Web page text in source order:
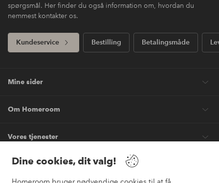
Dine cookies, dit valg!
spørgsmål. Her finder du også information om, hvordan du
nemmest kontakter os.
Kundeservice Bestilling Betalingsmåde
Mine sider
Om Homeroom
Vores tjenester
Vilkår